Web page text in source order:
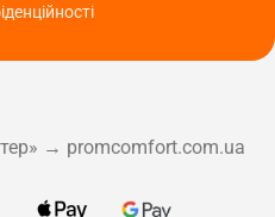
→ promcomfort.com.ua